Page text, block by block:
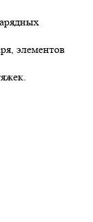
элементов